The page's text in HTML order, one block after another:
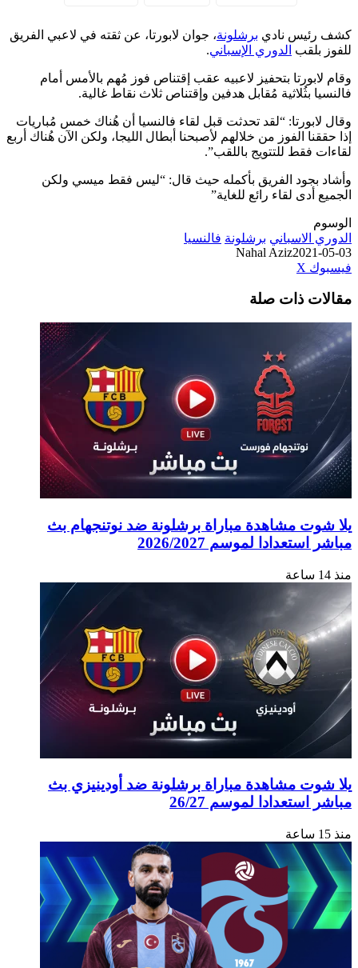
كشف رئيس نادي برشلونة، جوان لابورتا، عن ثقته في لاعبي الفريق
للفوز بلقب الدوري الإسباني.
وقام لابورتا بتحفيز لاعبيه عقب إقتناص فوز مُهم بالأمس أمام
فالنسيا بثُلاثية مُقابل هدفين وإقتناص ثلاث نقاط غالية.
وقال لابورتا: “لقد تحدثت قبل لقاء فالنسيا أن هُناك خمس مُباريات
إذا حققنا الفوز من خلالهم لأصبحنا أبطال الليجا، ولكن الآن هُناك أربع
لقاءات فقط للتتويج باللقب”.
وأشاد بجود الفريق بأكمله حيث قال: “ليس فقط ميسي ولكن
الجميع أدى لقاء رائع للغاية”
الوسوم
الدوري الاسباني برشلونة فالنسيا
Nahal Aziz2021-05-03
فيسبوك ‫X
البريد
مقالات ذات صلة
يلا شوت مشاهدة مباراة برشلونة ضد نوتنجهام بث
مباشر استعدادا لموسم 2026/2027
منذ 14 ساعة
يلا شوت مشاهدة مباراة برشلونة ضد أودينيزي بث
مباشر استعدادا لموسم 26/27
منذ 15 ساعة